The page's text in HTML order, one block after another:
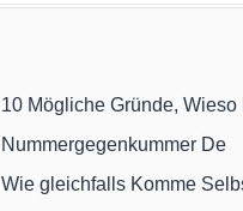
10 Mögliche Gründe,
Nummergegenkummer De
Wie gleichfalls Komme